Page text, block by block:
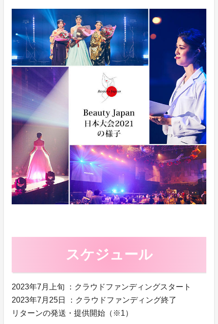
スケジュール
2023年7月上旬 ：クラウドファンディングスタート
2023年7月25日 ：クラウドファンディング終了
リターンの発送・提供開始（※1）